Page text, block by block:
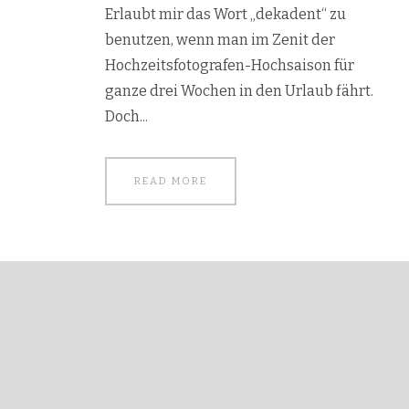
Erlaubt mir das Wort „dekadent“ zu
benutzen, wenn man im Zenit der
Hochzeitsfotografen-Hochsaison für
ganze drei Wochen in den Urlaub fährt.
Doch...
READ MORE